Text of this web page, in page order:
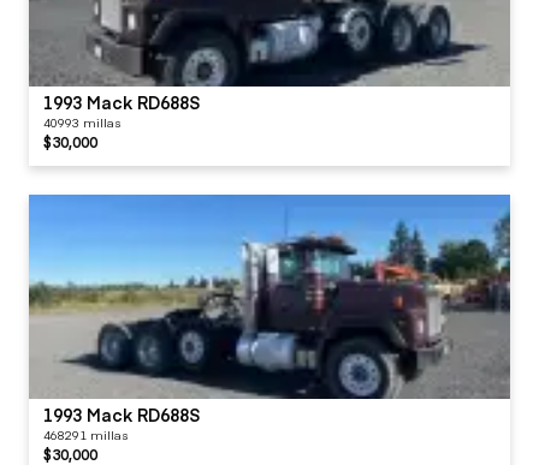
1993 Mack RD688S
40993 millas
$30,000
1993 Mack RD688S
468291 millas
$30,000